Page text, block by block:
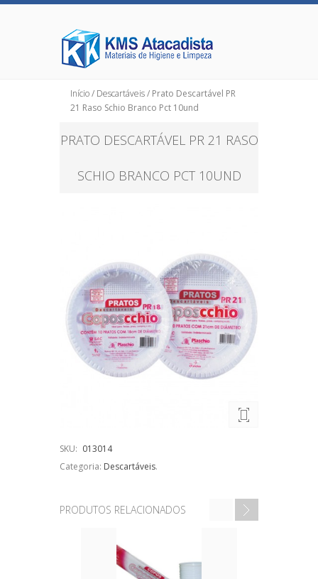
Início/ Descartáveis/ Prato Descartável PR
21 Raso Schio Branco Pct 10und
PRATO DESCARTÁVEL PR 21 RASO
SCHIO BRANCO PCT 10UND
SKU: 013014
Categoria: Descartáveis.
PRODUTOS RELACIONADOS